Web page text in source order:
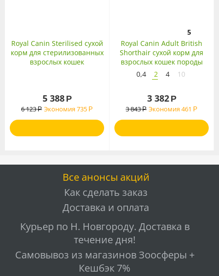
Royal Canin Sterilised сухой
корм для стерилизованных
взрослых кошек
5 388 Р
6 123 Р Экономия735 Р
5
Royal Canin Adult British
Shorthair сухой корм для
взрослых кошек породы
Британская
короткошерстная
0,4 2 4 10
3 382 Р
3 843 Р Экономия461 Р
Все анонсы акций
Как сделать заказ
Доставка и оплата
Курьер по Н. Новгороду. Доставка в
течение дня!
Самовывоз из магазинов Зоосферы +
Кешбэк 7%